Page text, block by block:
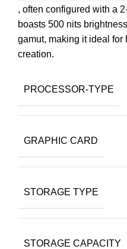
, often configured with a
boasts 500 nits
gamut, making it ideal
creation.
PROCESSOR-TYPE
GRAPHIC CARD
STORAGE TYPE
STORAGE CAPACITY